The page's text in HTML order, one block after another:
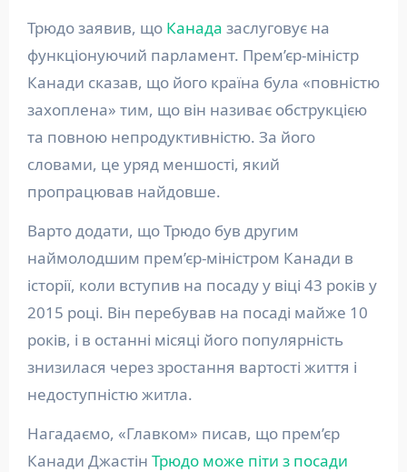
Трюдо заявив, що Канада заслуговує на
функціонуючий парламент. Прем’єр-міністр
Канади сказав, що його країна була «повністю
захоплена» тим, що він називає обструкцією
та повною непродуктивністю. За його
словами, це уряд меншості, який
пропрацював найдовше.
Варто додати, що Трюдо був другим
наймолодшим прем’єр-міністром Канади в
історії, коли вступив на посаду у віці 43 років у
2015 році. Він перебував на посаді майже 10
років, і в останні місяці його популярність
знизилася через зростання вартості життя і
недоступністю житла.
Нагадаємо, «Главком» писав, що прем’єр
Канади Джастін Трюдо може піти з посади